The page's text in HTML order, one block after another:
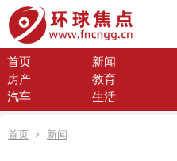
首页 新闻
房产
教育
汽车
生活
首页 新闻